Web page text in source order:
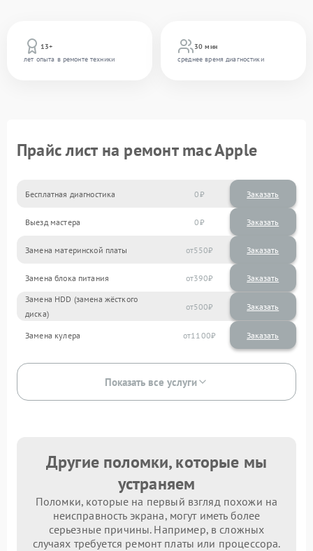
13+
лет опыта в ремонте техники
30 мин
среднее время диагностики
Прайс лист на ремонт mac Apple
Бесплатная диагностика 0 Заказать
Выезд мастера 0 Заказать
Замена материнской платы 550
Замена блока питания 390
Замена HDD (замена жёсткого
диска)
500
Замена кулера 1100
Показать все услуги
Другие поломки, которые мы
устраняем
Поломки, которые на первый взгляд похожи на
неисправность экрана, могут иметь более
серьезные причины. Например, в сложных
случаях требуется ремонт платы или процессора.